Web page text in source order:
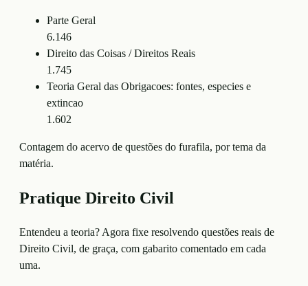
Parte Geral
6.146
Direito das Coisas / Direitos Reais
1.745
Teoria Geral das Obrigacoes: fontes, especies e
extincao
1.602
Contagem do acervo de questões do furafila, por tema da
matéria.
Pratique Direito Civil
Entendeu a teoria? Agora fixe resolvendo questões reais de
Direito Civil, de graça, com gabarito comentado em cada
uma.